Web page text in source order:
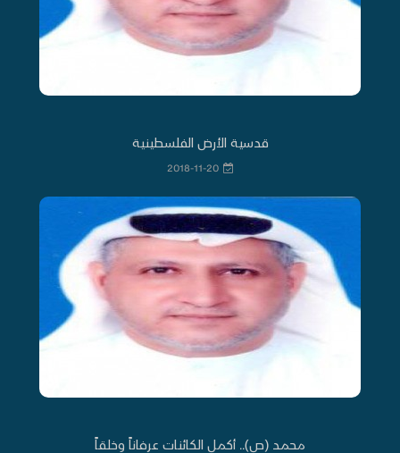
قدسية الأرض الفلسطينية
2018-11-20
محمد (ص).. أكمل الكائنات عرفاناً وخلقاً